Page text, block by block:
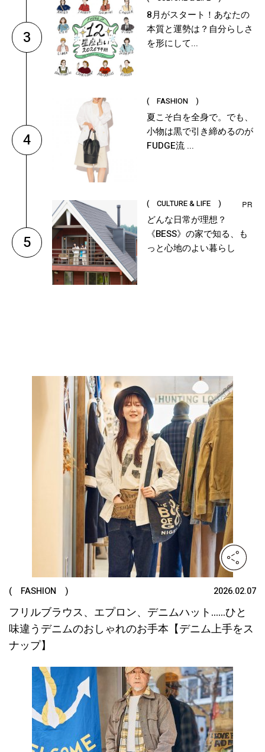
3
8月がスタート！あなたの
本質と運勢は？自分らしさ
を形にして...
4
( FASHION )
夏こそ白を全身で。でも、
小物は黒で引き締めるのが
FUDGE流 ...
5
( CULTURE & LIFE )
どんな日常が理想？
《BESS》の家で知る、も
っと心地のよい暮らし
( FASHION ) 2026.02.07
フリルブラウス、エプロン、デニムハット……ひと
味違うデニムのおしゃれのお手本【デニム上手をス
ナップ】